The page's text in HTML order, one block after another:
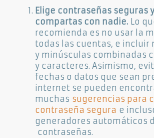
Elige contraseñas seguras
compartas con nadie. Lo
recomienda es no usar la
todas las cuentas, e incluir
y minúsculas combinadas
y caracteres. Asimismo,
fechas o datos que sean
internet se pueden
muchas sugerencias para
contraseña segura e
generadores automáticos
contraseñas.